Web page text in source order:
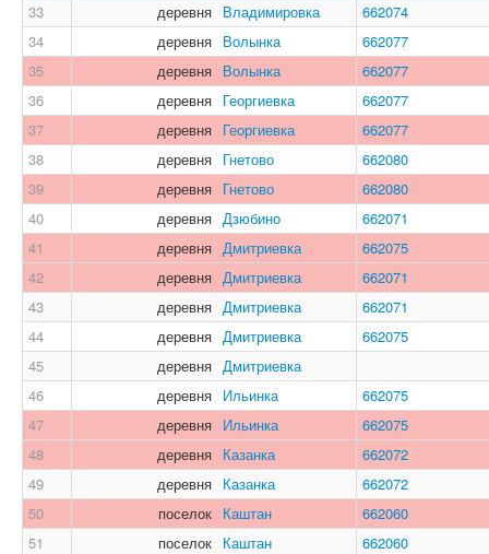
33
деревня Владимировка
662074
34
деревня Волынка
662077
35
деревня Волынка
662077
36
деревня Георгиевка
662077
37
деревня Георгиевка
662077
38
деревня Гнетово
662080
39
деревня Гнетово
662080
40
деревня Дзюбино
662071
41
деревня Дмитриевка
662075
42
деревня Дмитриевка
662071
43
деревня Дмитриевка
662071
44
деревня Дмитриевка
662075
45
деревня Дмитриевка
46
деревня Ильинка
662075
47
деревня Ильинка
662075
48
деревня Казанка
662072
49
деревня Казанка
662072
50
поселок Каштан
662060
51
поселок Каштан
662060